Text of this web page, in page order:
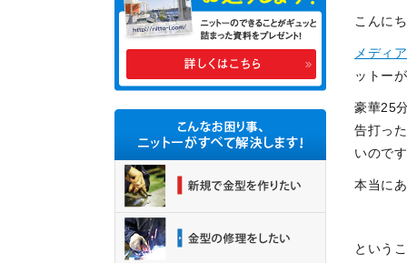
こんに
メディ
ットー
豪華25
告打っ
いので
本当に
という